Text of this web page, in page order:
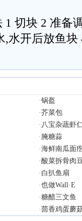
切块 2 准备
水开后放鱼
·锅盔
·芥菜包
· 八宝杂蔬虾
· 腌糖蒜
·海鲜南瓜面
·酸菜拆骨肉
· 白扒鱼扇
·也做Wall·E
·糖醋三文鱼
·茴香鸡蛋蘑